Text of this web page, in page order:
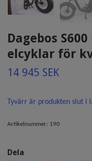
Dagebos
elcyklar för
14 945 SEK
Tyvärr är produkten slut i
Artikelnummer: 190
Dela